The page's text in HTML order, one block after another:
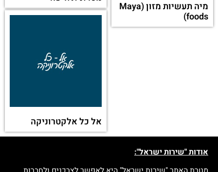
או מקטגוריה אחרת:
בריטה ישראל (Brita)